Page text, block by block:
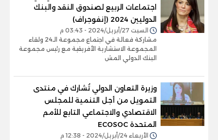
اجتماعات الربيع لصندوق النقد والبنك
الدوليين 2024 (إنفوجراف)
السبت 27/أبريل/2024 - 03:43 م
مشاركة فعالة في اجتماع مجموعة الـ24 ولقاء
المجموعة الاستشارية الأفريقية مع رئيس مجموعة
البنك الدولي المش
وزيرة التعاون الدولي تُشارك في منتدى
التمويل من أجل التنمية للمجلس
الاقتصادي والاجتماعي التابع للأمم
المتحدة ECOSOC
الأربعاء 24/أبريل/2024 - 12:38 م